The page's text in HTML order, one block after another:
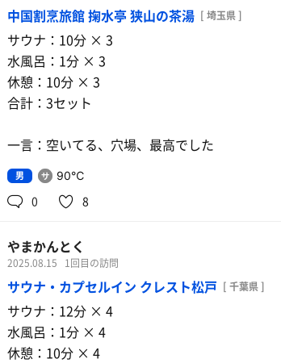
中国割烹旅館 掬水亭 狭山の茶湯 [ 埼玉県 ]
サウナ：10分 × 3
水風呂：1分 × 3
休憩：10分 × 3
合計：3セット
一言：空いてる、穴場、最高でした
男 90℃
0 8
やまかんとく
2025.08.15 1回目の訪問
サウナ・カプセルイン クレスト松戸 [ 千葉県 ]
サウナ：12分 × 4
水風呂：1分 × 4
休憩：10分 × 4